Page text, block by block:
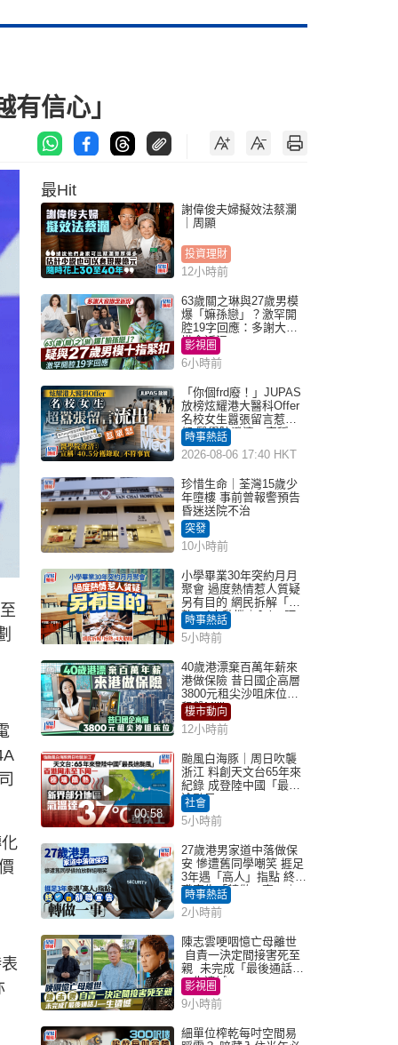
信心」
最Hit
謝偉俊夫婦擬效法蔡瀾
｜周顯
投資理財
12小時前
63歲關之琳與27歲男模
爆「嫲孫戀」？激罕開
腔19字回應：多謝大家
掛念近況
影視圈
6小時前
「你個frd廢！」JUPAS
放榜炫耀港大醫科Offer
名校女生囂張留言惹眾
怒 醫學院澄清：宣稱
「40.5分獲錄取」不符事
實｜Juicy叮
時事熱話
2026-08-06 17:40 HKT
珍惜生命｜荃灣15歲少
年墮樓 事前曾報警預告
昏迷送院不治
突發
10小時前
小學畢業30年突約月月
聚會 過度熱情惹人質疑
另有目的 網民拆解「扮
熟」4大動機｜Juicy叮
時事熱話
5小時前
40歲港漂棄百萬年薪來
港做保險 昔日國企高層
3800元租尖沙咀床位｜
租盤Million
樓市動向
12小時前
00:58
颱風白海豚｜周日吹襲
浙江 料創天文台65年來
紀錄 成登陸中國「最長
途颱風」
社會
5小時前
27歲港男家道中落做保
安 慘遭舊同學嘲笑 捱足
3年遇「高人」指點 終辭
職宣告「轉做一事」｜
Juicy叮
時事熱話
2小時前
陳志雲哽咽憶亡母離世
自責一決定間接害死至
親 未完成「最後通話」
一生遺憾
影視圈
9小時前
細單位榨乾每吋空間易